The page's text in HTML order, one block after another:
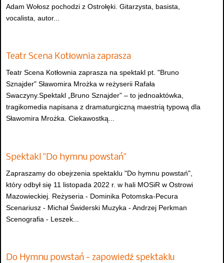
Adam Wołosz pochodzi z Ostrołęki. Gitarzysta, basista,
vocalista, autor...
Teatr Scena Kotłownia zaprasza
Teatr Scena Kotłownia zaprasza na spektakl pt. "Bruno
Sznajder" Sławomira Mrożka w reżyserii Rafała
Swaczyny.Spektakl „Bruno Sznajder” – to jednoaktówka,
tragikomedia napisana z dramaturgiczną maestrią typową dla
Sławomira Mrożka. Ciekawostką...
Spektakl "Do hymnu powstań"
Zapraszamy do obejrzenia spektaklu "Do hymnu powstań",
który odbył się 11 listopada 2022 r. w hali MOSiR w Ostrowi
Mazowieckiej. Reżyseria - Dominika Potomska-Pecura
Scenariusz - Michał Świderski Muzyka - Andrzej Perkman
Scenografia - Leszek...
Do Hymnu powstań - zapowiedź spektaklu